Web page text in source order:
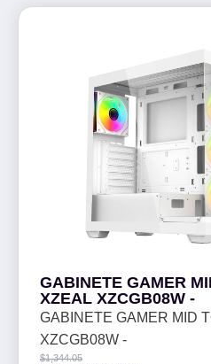
GABINETE GAMER
XZEAL XZCGB08W -
GABINETE GAMER MID
XZCGB08W -
$1,344.05